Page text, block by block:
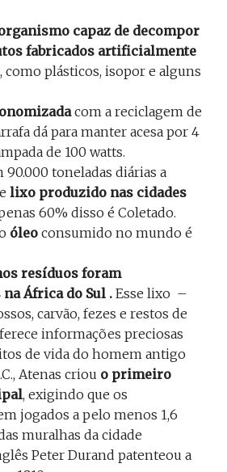
capaz de decompor
fabricados artificialmente
plásticos, isopor e alguns
com a reciclagem de
dá para manter acesa por 4
de 100 watts.
90.000 toneladas diárias a
lixo produzido nas cidades
60% disso é Coletado.
óleo consumido no mundo é
resíduos foram
África do Sul . Esse lixo –
carvão, fezes e restos de
informações preciosas
de vida do homem antigo
Atenas criou o primeiro
, exigindo que os
jogados a pelo menos 1,6
muralhas da cidade
Peter Durand patenteou a